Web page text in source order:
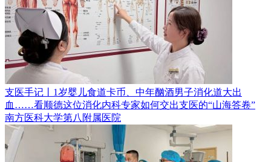
支医手记丨1岁婴儿食道卡币、中年酗酒男子消化道大出
血……看顺德这位消化内科专家如何交出支医的“山海答卷”
南方医科大学第八附属医院